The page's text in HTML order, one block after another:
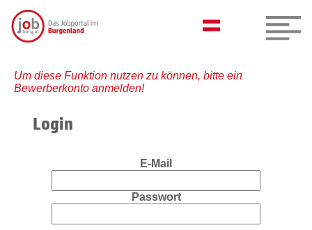
Um diese Funktion nutzen zu können, bitte ein
Bewerberkonto anmelden!
Login
E-Mail
Passwort